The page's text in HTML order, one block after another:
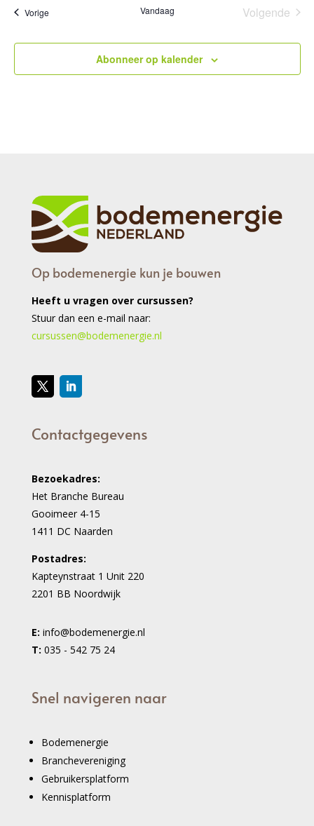
VorigeEvenementen Vandaag
Volgende
Abonneer op kalender
Op bodemenergie kun je bouwen
Heeft u vragen over cursussen?
Stuur dan een e-mail naar:
cursussen@bodemenergie.nl
Contactgegevens
Bezoekadres:
Het Branche Bureau
Gooimeer 4-15
1411 DC Naarden
Postadres:
Kapteynstraat 1 Unit 220
2201 BB Noordwijk
E: info@bodemenergie.nl
T: 035 - 542 75 24
Snel navigeren naar
Bodemenergie
Branchevereniging
Gebruikersplatform
Kennisplatform